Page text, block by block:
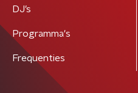
DJ’s
Programma's
Frequenties